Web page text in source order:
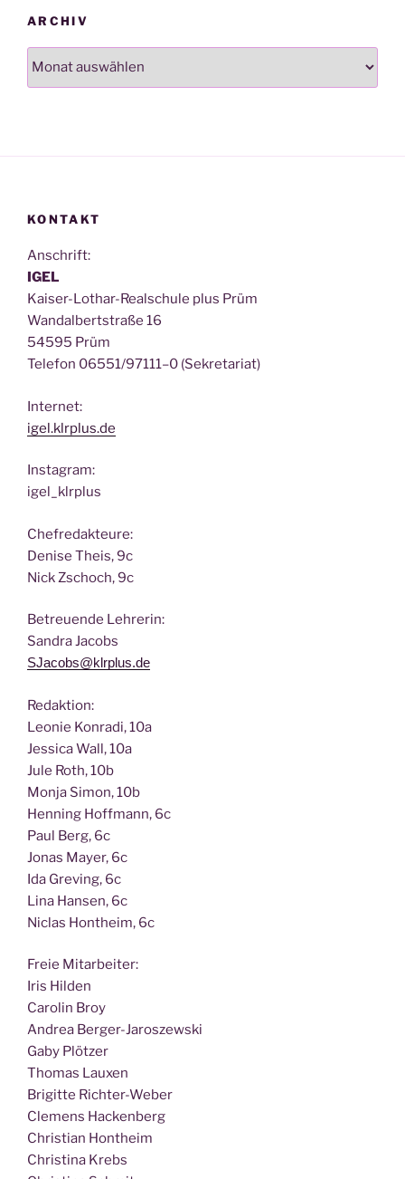
ARCHIV
Archiv
KONTAKT
Anschrift:
IGEL
Kai­ser-Lothar-Real­schu­le plus Prüm
Wan­dal­bert­stra­ße 16
54595 Prüm
Tele­fon 06551/97111–0 (Sekre­ta­ri­at)
Inter­net:
igel.klrplus.de
Insta­gram:
igel_klrplus
Chef­re­dak­teu­re:
Deni­se Theis, 9c
Nick Zscho­ch, 9c
Betreu­en­de Lehrerin:
San­dra Jacobs
SJacobs@klrplus.de
Redak­ti­on:
Leo­nie Kon­ra­di, 10a
Jes­si­ca Wall, 10a
Jule Roth, 10b
Mon­ja Simon, 10b
Hen­ning Hoff­mann, 6c
Paul Berg, 6c
Jonas May­er, 6c
Ida Gre­ving, 6c
Lina Han­sen, 6c
Nic­las Hont­heim, 6c
Freie Mit­ar­bei­ter:
Iris Hilden
Caro­lin Broy
Andrea Berger-Jaroszewski
Gaby Plötzer
Tho­mas Lauxen
Bri­git­te Richter-Weber
Cle­mens Hackenberg
Chris­ti­an Hontheim
Chris­ti­na Krebs